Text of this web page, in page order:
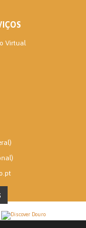
Virtual